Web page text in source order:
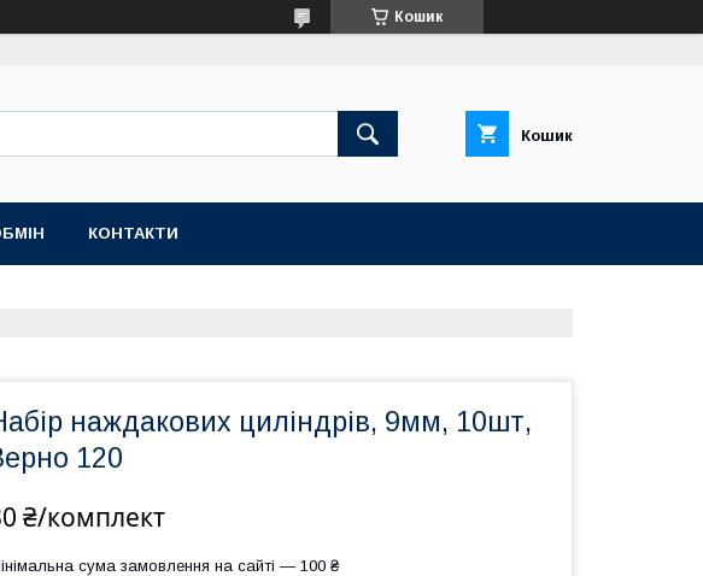
Кошик
Кошик
КОНТАКТИ
наждакових циліндрів, 9мм, 10шт,
120
₴/комплект
сума замовлення на сайті — 100 ₴